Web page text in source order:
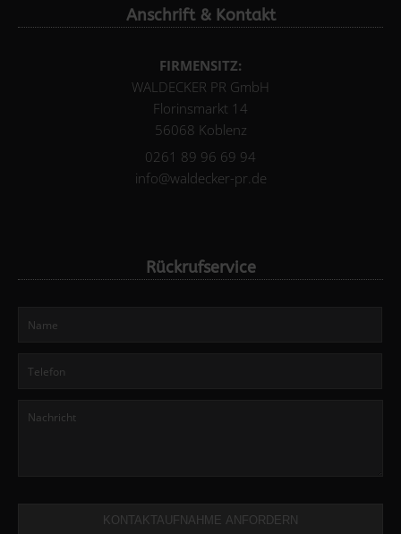
Anschrift & Kontakt
FIRMENSITZ:
WALDECKER PR GmbH
Florinsmarkt 14
56068 Koblenz
0261 89 96 69 94
info@waldecker-pr.de
Rückrufservice
KONTAKTAUFNAHME ANFORDERN